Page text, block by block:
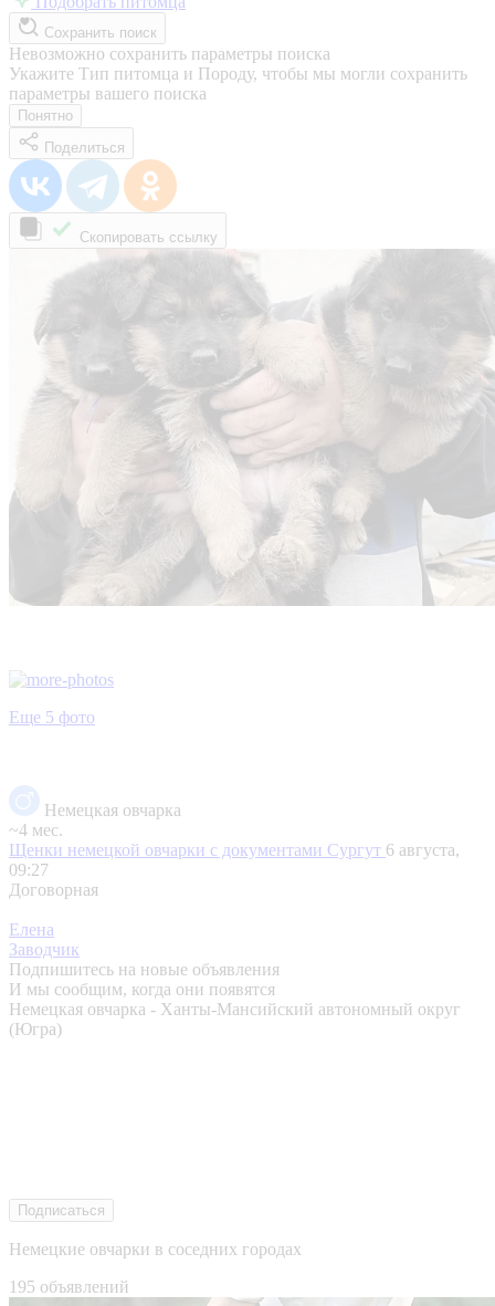
Сохранить поиск
Невозможно сохранить параметры поиска
Укажите Тип питомца и Породу, чтобы мы могли сохранить
параметры вашего поиска
Понятно
Поделиться
Скопировать ссылку
Еще 5 фото
Немецкая овчарка
~4 мес.
Щенки немецкой овчарки с документами Сургут 6 августа,
09:27
Договорная
Елена
Заводчик
Подпишитесь на новые объявления
И мы сообщим, когда они появятся
Немецкая овчарка - Ханты-Мансийский автономный округ
(Югра)
Подписаться
Немецкие овчарки в соседних городах
195 объявлений